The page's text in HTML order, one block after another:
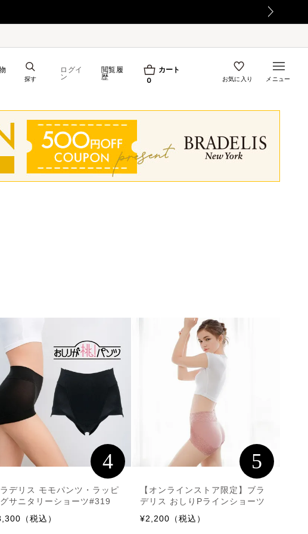
ログイ
ン
閲覧履
歴
カート
0
探す お気に入り メニュー
4
デリス モモパンツ・ラッピ
サニタリーショーツ#319
（税込）
5
【オンラインストア限定】ブラ
デリス おしりPラインショーツ
¥2,200（税込）